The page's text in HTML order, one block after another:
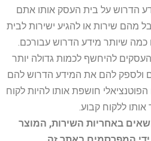
הדרוש על בית העסק אותו אתם
מהם שירות או להגיע ישירות לבית
כמה שיותר מידע הדרוש עבורכם.
להיחשף לכמות גדולה יותר
ולספק להם את המידע הדרוש להם
חושפת אותו להיות לקוח
אותו ללקוח קבוע.
באחריות השירות, המוצר